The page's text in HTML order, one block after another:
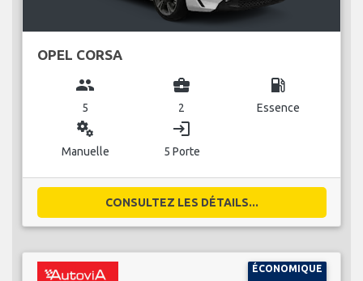
OPEL CORSA
group
5
business_center
2
local_gas_station
Essence
miscellaneous_services
Manuelle
login
5 Porte
CONSULTEZ LES DÉTAILS...
ÉCONOMIQUE